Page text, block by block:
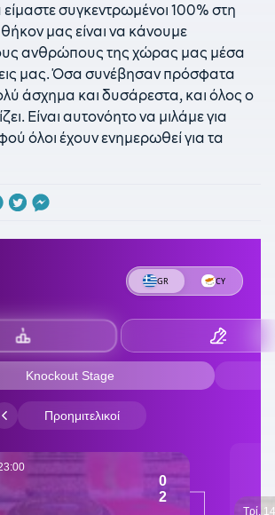
συγκεντρωμένοι 100% στη
μας είναι να κάνουμε
ανθρώπους της χώρας μας μέσα
μας. Όσα συνέβησαν πρόσφατα
άσχημα και δυσάρεστα, και όλος ο
Είναι αυτονόητο να μιλάμε για
όλοι έχουν ενημερωθεί για τα